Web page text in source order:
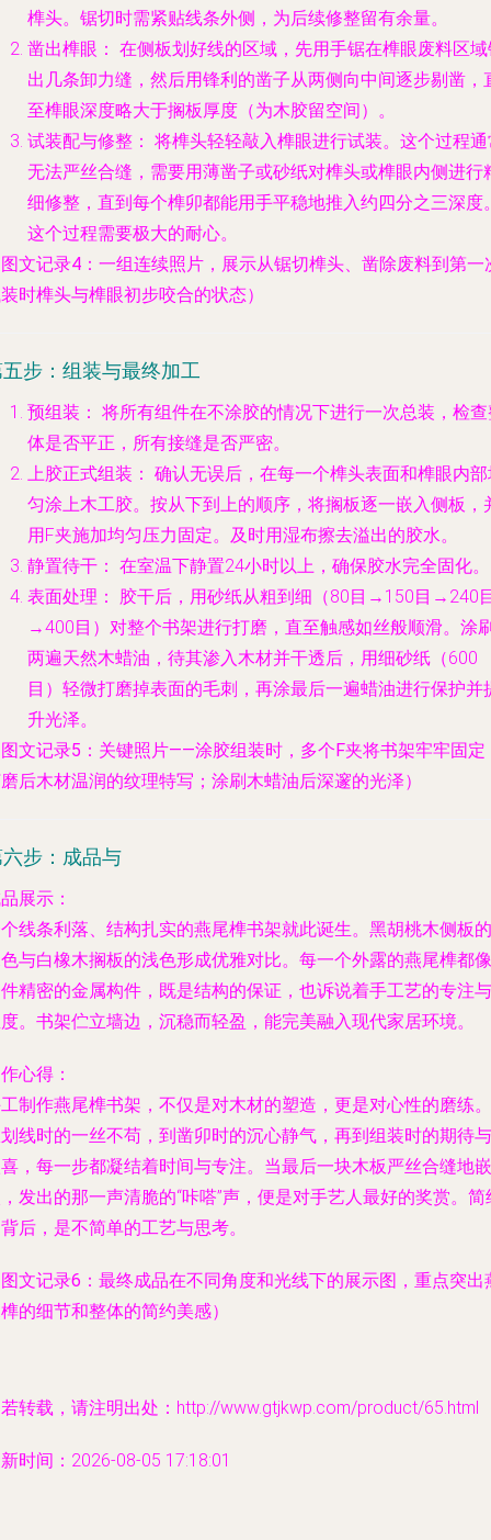
榫头。锯切时需紧贴线条外侧，为后续修整留有余量。
凿出榫眼： 在侧板划好线的区域，先用手锯在榫眼废料区
出几条卸力缝，然后用锋利的凿子从两侧向中间逐步剔凿，
至榫眼深度略大于搁板厚度（为木胶留空间）。
试装配与修整： 将榫头轻轻敲入榫眼进行试装。这个过程
无法严丝合缝，需要用薄凿子或砂纸对榫头或榫眼内侧进行
细修整，直到每个榫卯都能用手平稳地推入约四分之三深度
这个过程需要极大的耐心。
文记录4：一组连续照片，展示从锯切榫头、凿除废料到第一
时榫头与榫眼初步咬合的状态）
步：组装与最终加工
预组装： 将所有组件在不涂胶的情况下进行一次总装，检
体是否平正，所有接缝是否严密。
上胶正式组装： 确认无误后，在每一个榫头表面和榫眼内
匀涂上木工胶。按从下到上的顺序，将搁板逐一嵌入侧板，
用F夹施加均匀压力固定。及时用湿布擦去溢出的胶水。
静置待干： 在室温下静置24小时以上，确保胶水完全固化。
表面处理：
胶干后，用砂纸从粗到细（80目→150目→240
→400目）对整个书架进行打磨，直至触感如丝般顺滑。涂
两遍天然木蜡油，待其渗入木材并干透后，用细砂纸（600
目）轻微打磨掉表面的毛刺，再涂最后一遍蜡油进行保护并
升光泽。
文记录5：关键照片——涂胶组装时，多个F夹将书架牢牢固定
后木材温润的纹理特写；涂刷木蜡油后深邃的光泽）
步：成品与
展示：
线条利落、结构扎实的燕尾榫书架就此诞生。黑胡桃木侧板的
与白橡木搁板的浅色形成优雅对比。每一个外露的燕尾榫都像
精密的金属构件，既是结构的保证，也诉说着手工艺的专注与
。书架伫立墙边，沉稳而轻盈，能完美融入现代家居环境。
心得：
制作燕尾榫书架，不仅是对木材的塑造，更是对心性的磨练。
线时的一丝不苟，到凿卯时的沉心静气，再到组装时的期待与
，每一步都凝结着时间与专注。当最后一块木板严丝合缝地嵌
发出的那一声清脆的“咔嗒”声，便是对手艺人最好的奖赏。简
后，是不简单的工艺与思考。
文记录6：最终成品在不同角度和光线下的展示图，重点突出
的细节和整体的简约美感）
转载，请注明出处：http://www.gtjkwp.com/product/65.html
时间：2026-08-05 17:18:01